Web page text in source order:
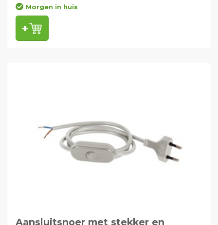
Morgen in huis
Aansluitsnoer met stekker en